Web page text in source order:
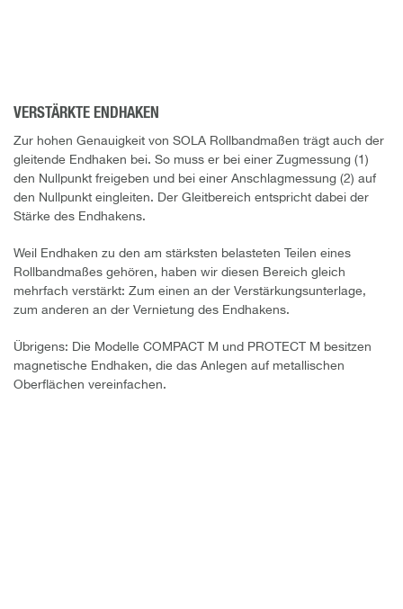
VERSTÄRKTE ENDHAKEN
Zur hohen Genauigkeit von SOLA Rollbandmaßen trägt auch der
gleitende Endhaken bei. So muss er bei einer Zugmessung (1)
den Nullpunkt freigeben und bei einer Anschlagmessung (2) auf
den Nullpunkt eingleiten. Der Gleitbereich entspricht dabei der
Stärke des Endhakens.
Weil Endhaken zu den am stärksten belasteten Teilen eines
Rollbandmaßes gehören, haben wir diesen Bereich gleich
mehrfach verstärkt: Zum einen an der Verstärkungsunterlage,
zum anderen an der Vernietung des Endhakens.
Übrigens: Die Modelle COMPACT M und PROTECT M besitzen
magnetische Endhaken, die das Anlegen auf metallischen
Oberflächen vereinfachen.